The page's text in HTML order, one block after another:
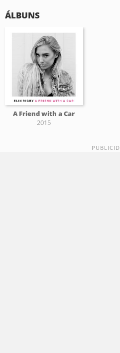
ÁLBUNS
A Friend with a Car
2015